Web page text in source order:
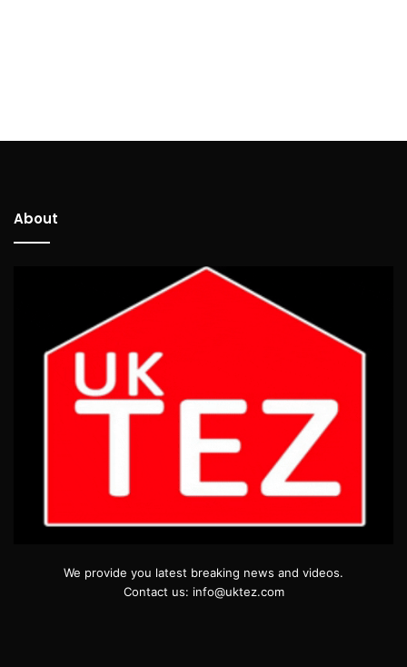
About
We provide you latest breaking news and videos.
Contact us: info@uktez.com